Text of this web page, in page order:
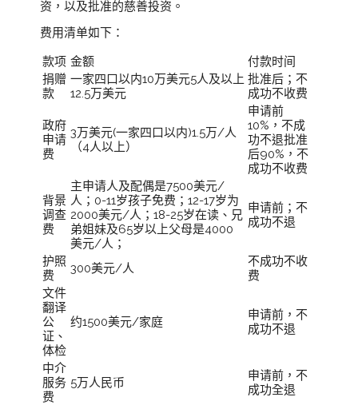
资，以及批准的慈善投资。
费用清单如下：
款项 金额
付款时间
捐赠
款
一家四口以内10万美元5人及以上
12.5万美元
批准后；不
成功不收费
政府
申请
费
3万美元(一家四口以内)1.5万/人
（4人以上）
申请前
10%，不成
功不退批准
后90%，不
成功不收费
背景
调查
费
主申请人及配偶是7500美元/
人；0-11岁孩子免费；12-17岁为
2000美元/人；18-25岁在读、兄
弟姐妹及65岁以上父母是4000
美元/人；
申请前；不
成功不退
护照
费
300美元/人
不成功不收
费
文件
翻译
公
证、
体检
约1500美元/家庭
申请前，不
成功不退
中介
服务
费
5万人民币
申请前，不
成功全退